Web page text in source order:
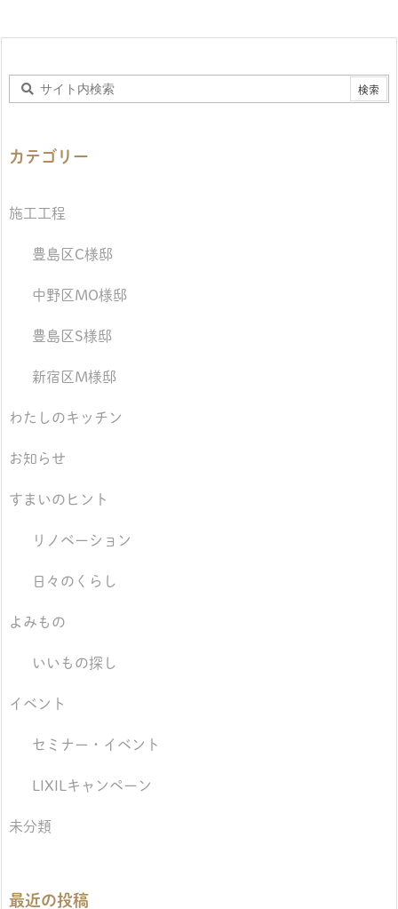
カテゴリー
施工工程
豊島区C様邸
中野区MO様邸
豊島区S様邸
新宿区M様邸
わたしのキッチン
お知らせ
すまいのヒント
リノベーション
日々のくらし
よみもの
いいもの探し
イベント
セミナー・イベント
LIXILキャンペーン
未分類
最近の投稿